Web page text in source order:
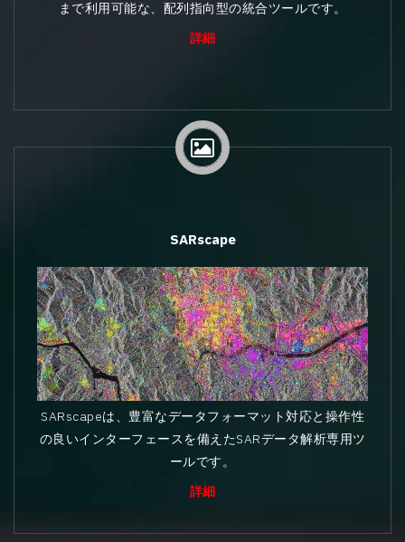
まで利用可能な、配列指向型の統合ツールです。
詳細
SARscape
SARscapeは、豊富なデータフォーマット対応と操作性
の良いインターフェースを備えたSARデータ解析専用ツ
ールです。
詳細